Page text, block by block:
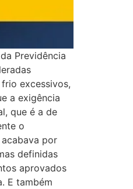
Previdência
excessivos,
a exigência
que é a de
o
por
definidas
aprovados
E também